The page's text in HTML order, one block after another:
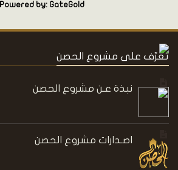
Powered by: GateGold
تعرّف على مشروع الحصن
نبذة عـن مشروع الحصن
اصـدارات مشروع الحصن